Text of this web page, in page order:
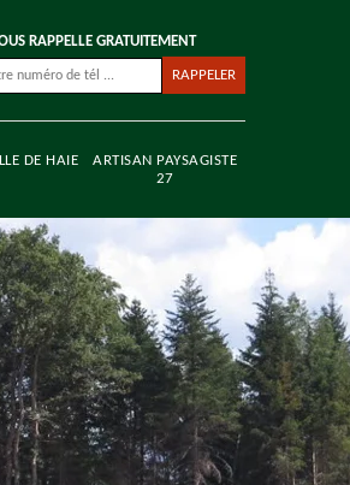
RAPPELLE GRATUITEMENT
DE HAIE
ARTISAN PAYSAGISTE
27